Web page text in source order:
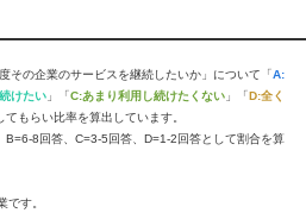
その企業のサービスを継続したいか」について「A:
けたい 」「C:あまり利用し続けたくない 」「D:全く
てもらい比率を算出しています。
8回答、C=3-5回答、D=1-2回答として割合を算
です。